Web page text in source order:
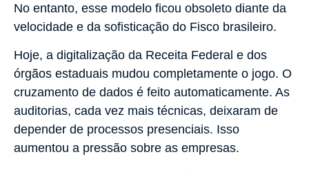
No entanto, esse modelo ficou obsoleto diante da
velocidade e da sofisticação do Fisco brasileiro.
Hoje, a digitalização da Receita Federal e dos
órgãos estaduais mudou completamente o jogo. O
cruzamento de dados é feito automaticamente. As
auditorias, cada vez mais técnicas, deixaram de
depender de processos presenciais. Isso
aumentou a pressão sobre as empresas.